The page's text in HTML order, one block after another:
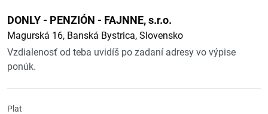
DONLY - PENZIÓN - FAJNNE, s.r.o.
Magurská 16, Banská Bystrica, Slovensko
Vzdialenosť od teba uvidíš po zadaní adresy vo výpise
ponúk.
Plat